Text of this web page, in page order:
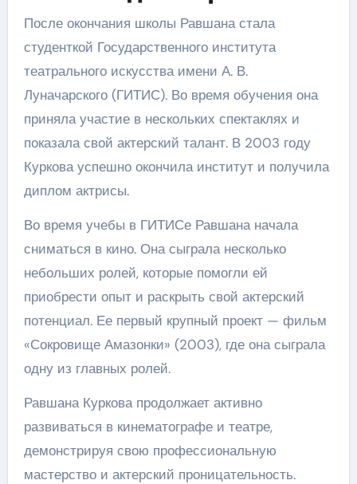
После окончания школы Равшана стала
студенткой Государственного института
театрального искусства имени А. В.
Луначарского (ГИТИС). Во время обучения она
приняла участие в нескольких спектаклях и
показала свой актерский талант. В 2003 году
Куркова успешно окончила институт и получила
диплом актрисы.
Во время учебы в ГИТИСе Равшана начала
сниматься в кино. Она сыграла несколько
небольших ролей, которые помогли ей
приобрести опыт и раскрыть свой актерский
потенциал. Ее первый крупный проект — фильм
«Сокровище Амазонки» (2003), где она сыграла
одну из главных ролей.
Равшана Куркова продолжает активно
развиваться в кинематографе и театре,
демонстрируя свою профессиональную
мастерство и актерский проницательность.